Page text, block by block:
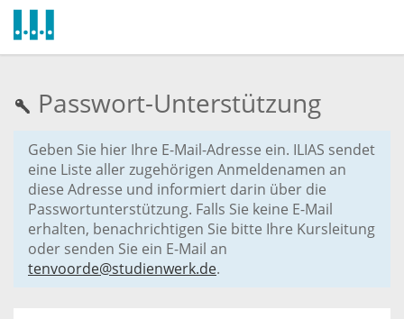
Passwort-Unterstützung
Geben Sie hier Ihre E-Mail-Adresse ein. ILIAS sendet
eine Liste aller zugehörigen Anmeldenamen an
diese Adresse und informiert darin über die
Passwortunterstützung. Falls Sie keine E-Mail
erhalten, benachrichtigen Sie bitte Ihre Kursleitung
oder senden Sie ein E-Mail an
tenvoorde@studienwerk.de.